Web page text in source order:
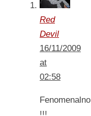
Red
Devil
16/11/2009
at
02:58
Fenomenalno